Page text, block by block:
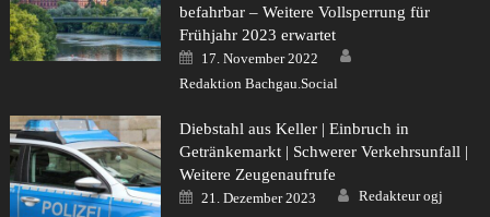
befahrbar – Weitere Vollsperrung für
Frühjahr 2023 erwartet
Posted
on
17. November 2022
Redaktion Bachgau.Social
Diebstahl aus Keller | Einbruch in
Getränkemarkt | Schwerer Verkehrsunfall |
Weitere Zeugenaufrufe
Posted
on
21. Dezember 2023 Author
Redakteur ogj